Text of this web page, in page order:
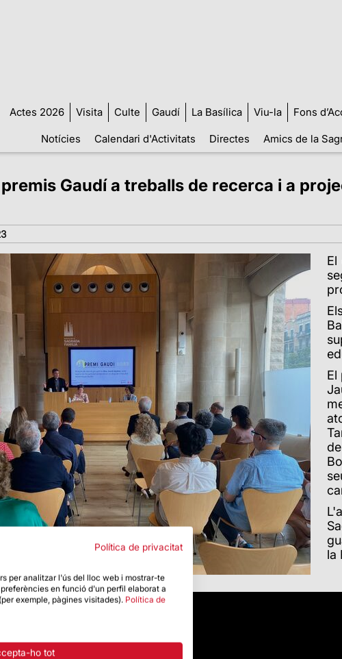
Actes 2026 Visita Culte Gaudí La Basílica Viu-la Fons
Notícies
Calendari d'Activitats Directes Amics de la
Gaudí a treballs de recerca i a
El
El
la
Política de privacitat
per analitzar l'ús del lloc web i mostrar-te
en funció d'un perfil elaborat a
exemple, pàgines visitades). Política de
ho tot